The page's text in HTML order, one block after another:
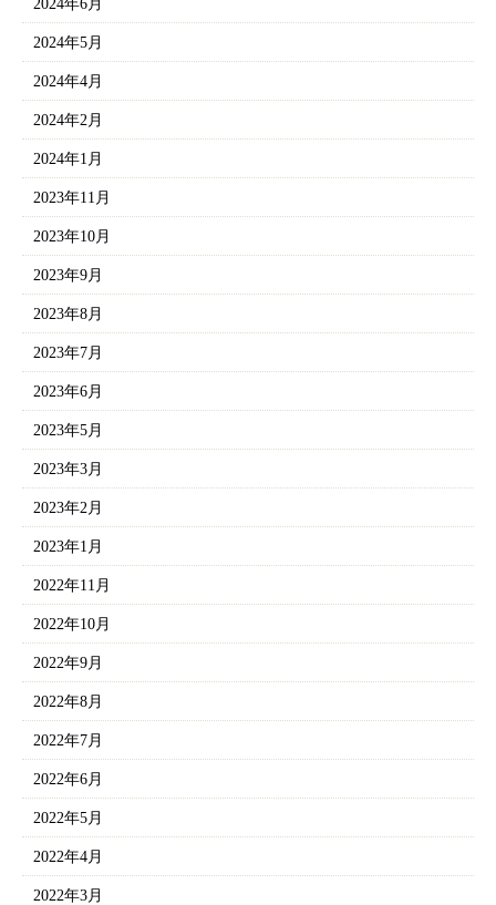
2024年5月
2024年4月
2024年2月
2024年1月
2023年11月
2023年10月
2023年9月
2023年8月
2023年7月
2023年6月
2023年5月
2023年3月
2023年2月
2023年1月
2022年11月
2022年10月
2022年9月
2022年8月
2022年7月
2022年6月
2022年5月
2022年4月
2022年3月